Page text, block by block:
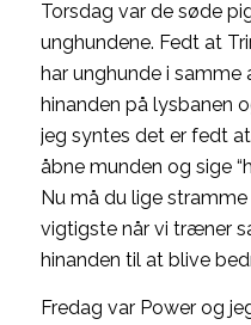
Torsdag var de søde
unghundene. Fedt at
har unghunde i
hinanden på lysbanen
jeg syntes det er fedt
åbne munden og sige
Nu må du lige
vigtigste når vi træner
hinanden til at blive
Fredag var Power og